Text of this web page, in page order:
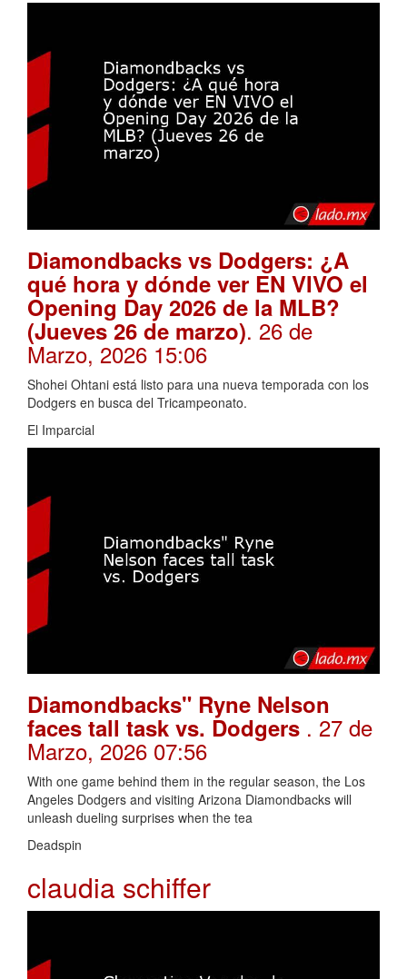
Diamondbacks vs Dodgers: ¿A
qué hora y dónde ver EN VIVO el
Opening Day 2026 de la MLB?
(Jueves 26 de marzo). 26 de
Marzo, 2026 15:06
Shohei Ohtani está listo para una nueva temporada con los
Dodgers en busca del Tricampeonato.
El Imparcial
Diamondbacks" Ryne Nelson
faces tall task vs. Dodgers . 27 de
Marzo, 2026 07:56
With one game behind them in the regular season, the Los
Angeles Dodgers and visiting Arizona Diamondbacks will
unleash dueling surprises when the tea
Deadspin
claudia schiffer